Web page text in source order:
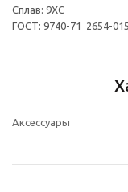
Сплав: 9ХС
ГОСТ: 9740-71 2654-
Аксессуары